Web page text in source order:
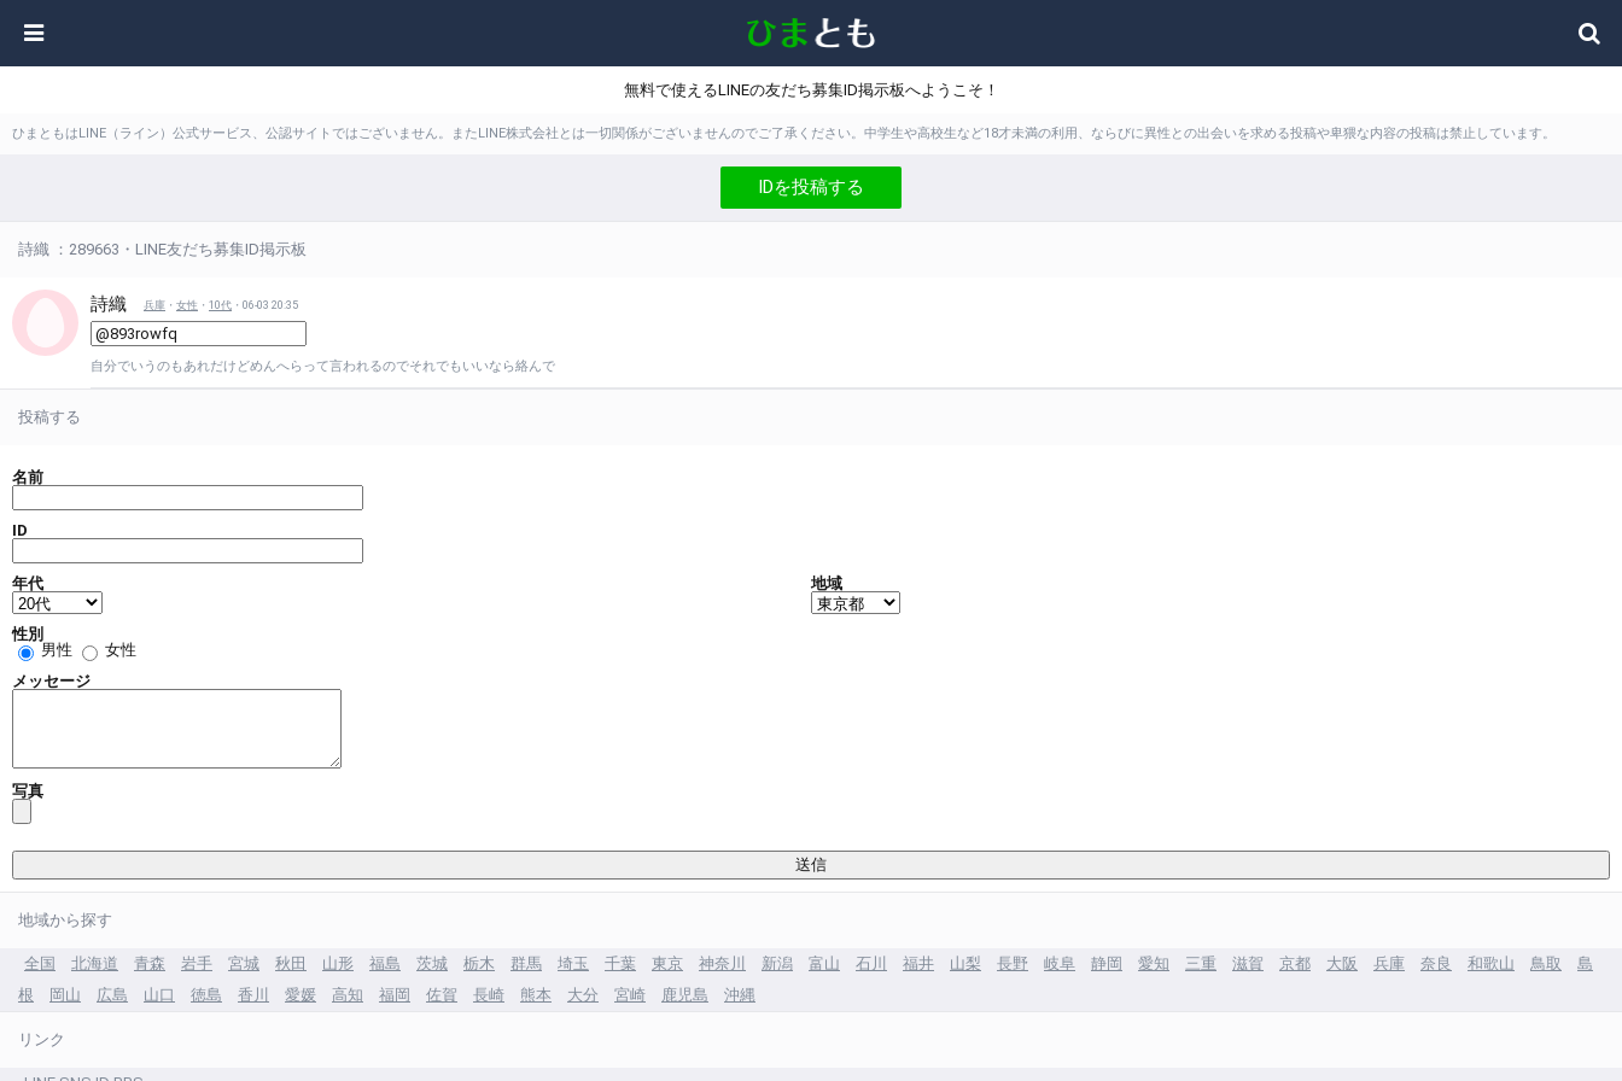
無料で使えるLINEの友だち募集ID掲示板へようこそ！
ひまともはLINE（ライン）公式サービス、公認サイトではございません。またLINE株式会社とは一切関係がございませんのでご了承ください。中学生や高校生など18才未満の利用、ならびに異性との出会いを求める投稿や卑猥な内容の投稿は禁止しています。
IDを投稿する
詩織 ：289663・LINE友だち募集ID掲示板
詩織 兵庫 ・ 女性 ・ 10代 ・06-03 20:35
自分でいうのもあれだけどめんへらって言われるのでそれでもいいなら絡んで
投稿する
名前
ID
年代 地域
性別
男性
女性
メッセージ
写真
地域から探す
全国 北海道 青森 岩手 宮城 秋田 山形 福島 茨城 栃木 群馬 埼玉 千葉 東京 神奈川 新潟 富山 石川 福井 山梨 長野 岐阜 静岡 愛知 三重 滋賀 京都 大阪 兵庫 奈良 和歌山 鳥取
島
根
岡山 広島 山口 徳島 香川 愛媛 高知 福岡 佐賀 長崎 熊本 大分 宮崎 鹿児島 沖縄
リンク